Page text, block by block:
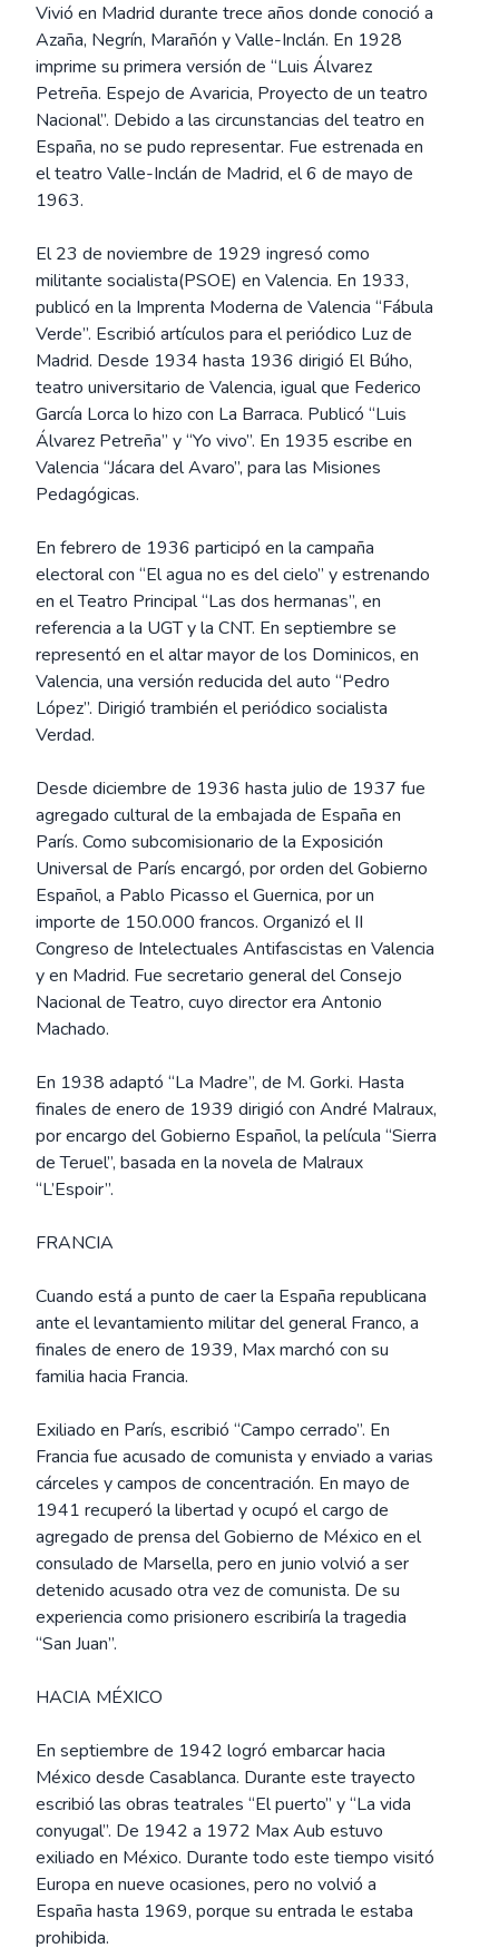
Vivió en Madrid durante trece años donde conoció a
Azaña, Negrín, Marañón y Valle-Inclán. En 1928
imprime su primera versión de “Luis Álvarez
Petreña. Espejo de Avaricia, Proyecto de un teatro
Nacional”. Debido a las circunstancias del teatro en
España, no se pudo representar. Fue estrenada en
el teatro Valle-Inclán de Madrid, el 6 de mayo de
1963.
El 23 de noviembre de 1929 ingresó como
militante socialista(PSOE) en Valencia. En 1933,
publicó en la Imprenta Moderna de Valencia “Fábula
Verde”. Escribió artículos para el periódico Luz de
Madrid. Desde 1934 hasta 1936 dirigió El Búho,
teatro universitario de Valencia, igual que Federico
García Lorca lo hizo con La Barraca. Publicó “Luis
Álvarez Petreña” y “Yo vivo”. En 1935 escribe en
Valencia “Jácara del Avaro”, para las Misiones
Pedagógicas.
En febrero de 1936 participó en la campaña
electoral con “El agua no es del cielo” y estrenando
en el Teatro Principal “Las dos hermanas”, en
referencia a la UGT y la CNT. En septiembre se
representó en el altar mayor de los Dominicos, en
Valencia, una versión reducida del auto “Pedro
López”. Dirigió trambién el periódico socialista
Verdad.
Desde diciembre de 1936 hasta julio de 1937 fue
agregado cultural de la embajada de España en
París. Como subcomisionario de la Exposición
Universal de París encargó, por orden del Gobierno
Español, a Pablo Picasso el Guernica, por un
importe de 150.000 francos. Organizó el II
Congreso de Intelectuales Antifascistas en Valencia
y en Madrid. Fue secretario general del Consejo
Nacional de Teatro, cuyo director era Antonio
Machado.
En 1938 adaptó “La Madre”, de M. Gorki. Hasta
finales de enero de 1939 dirigió con André Malraux,
por encargo del Gobierno Español, la película “Sierra
de Teruel”, basada en la novela de Malraux
“L’Espoir”.
FRANCIA
Cuando está a punto de caer la España republicana
ante el levantamiento militar del general Franco, a
finales de enero de 1939, Max marchó con su
familia hacia Francia.
Exiliado en París, escribió “Campo cerrado”. En
Francia fue acusado de comunista y enviado a varias
cárceles y campos de concentración. En mayo de
1941 recuperó la libertad y ocupó el cargo de
agregado de prensa del Gobierno de México en el
consulado de Marsella, pero en junio volvió a ser
detenido acusado otra vez de comunista. De su
experiencia como prisionero escribiría la tragedia
“San Juan”.
HACIA MÉXICO
En septiembre de 1942 logró embarcar hacia
México desde Casablanca. Durante este trayecto
escribió las obras teatrales “El puerto” y “La vida
conyugal”. De 1942 a 1972 Max Aub estuvo
exiliado en México. Durante todo este tiempo visitó
Europa en nueve ocasiones, pero no volvió a
España hasta 1969, porque su entrada le estaba
prohibida.